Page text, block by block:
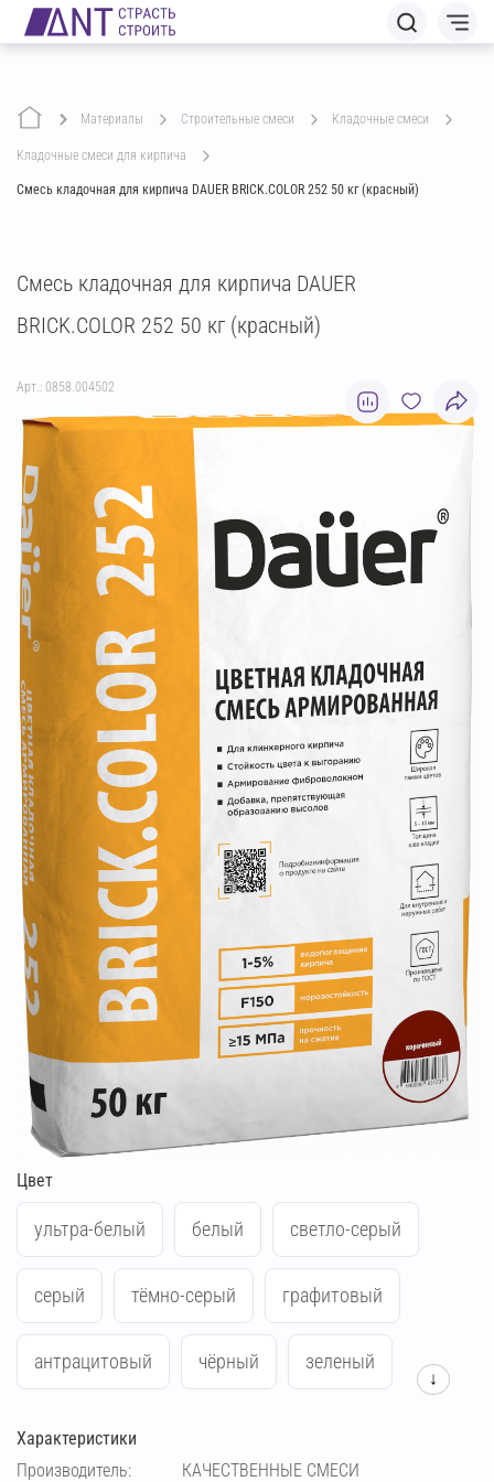
Материалы строительные смеси кладочные смеси
кладочные смеси для кирпича
Смесь кладочная для кирпича DAUER BRICK.COLOR 252 50 кг (красный)
Смесь кладочная для кирпича DAUER
BRICK.COLOR 252 50 кг (красный)
Арт.: 0858.004502
Цвет
ультра-белый белый светло-серый
серый тёмно-серый графитовый
антрацитовый чёрный зеленый
↓
Характеристики
Производитель:
КАЧЕСТВЕННЫЕ СМЕСИ